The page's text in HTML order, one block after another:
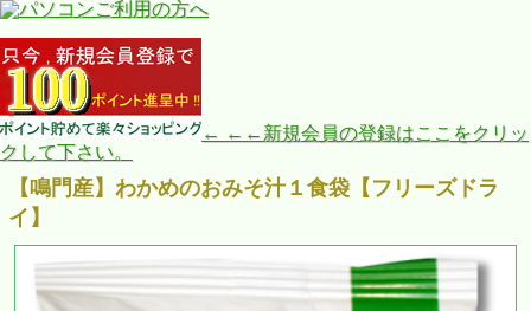
← ←←新規会員の登録はここをクリッ
クして下さい。
【鳴門産】わかめのおみそ汁１食袋【フリーズドラ
イ】